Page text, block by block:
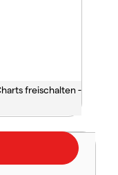
freischalten -